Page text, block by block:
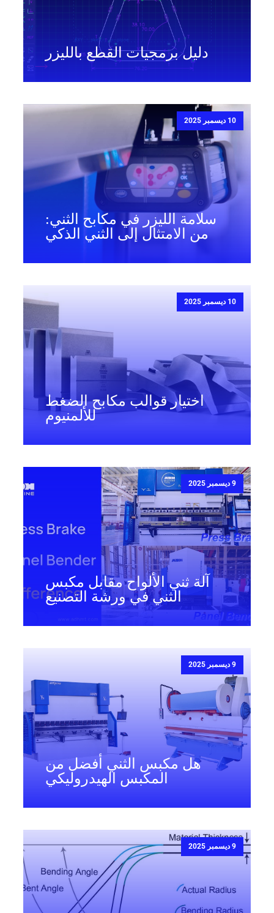
دليل برمجيات القطع بالليزر
10 ديسمبر 2025
سلامة الليزر في مكابح الثني:
من الامتثال إلى الثني الذكي
10 ديسمبر 2025
اختيار قوالب مكابح الضغط
للألمنيوم
9 ديسمبر 2025
آلة ثني الألواح مقابل مكبس
الثني في ورشة التصنيع
9 ديسمبر 2025
هل مكبس الثني أفضل من
المكبس الهيدروليكي
9 ديسمبر 2025